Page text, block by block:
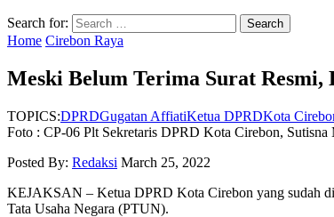
Search for:
Home Cirebon Raya
Meski Belum Terima Surat
TOPICS:DPRDGugatan AffiatiKetua DPRDKota
Foto : CP-06 Plt Sekretaris DPRD Kota Cirebon, Sutisna
Posted By: Redaksi March 25, 2022
KEJAKSAN – Ketua DPRD Kota Cirebon yang sudah
Tata Usaha Negara (PTUN).